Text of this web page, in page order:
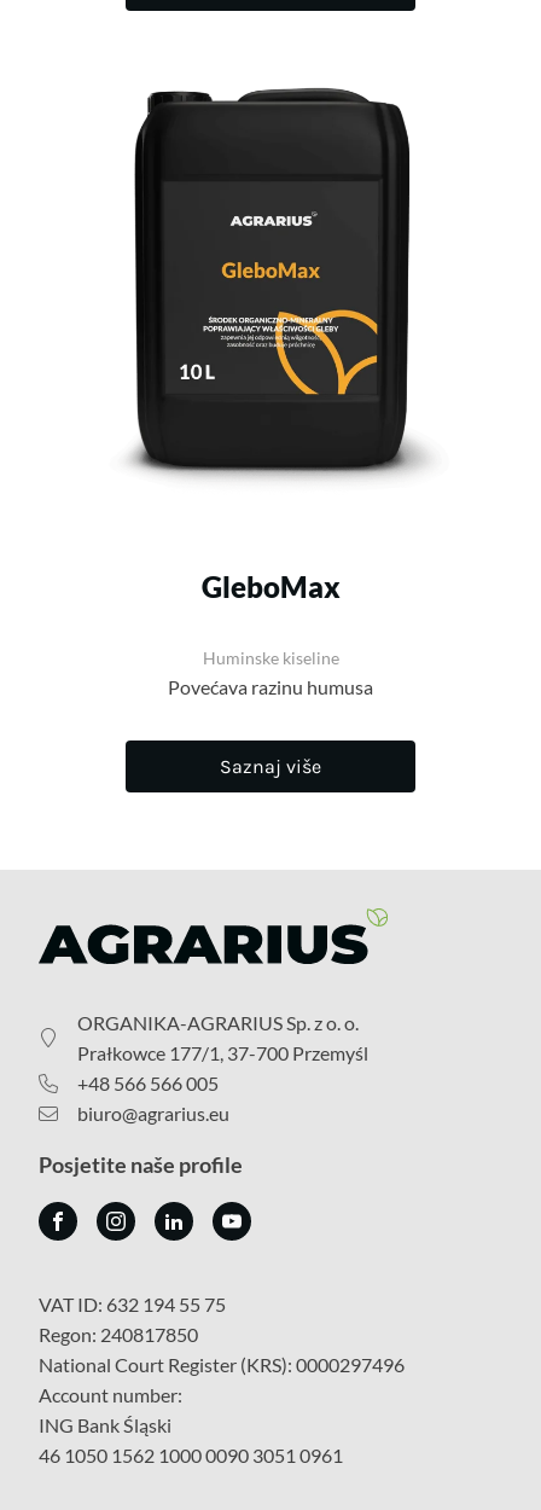
GleboMax
Huminske kiseline
Povećava razinu humusa
Saznaj više
ORGANIKA-AGRARIUS Sp. z o. o.
Prałkowce 177/1, 37-700 Przemyśl
+48 566 566 005
biuro@agrarius.eu
Posjetite naše profile
VAT ID: 632 194 55 75
Regon: 240817850
National Court Register (KRS): 0000297496
Account number:
ING Bank Śląski
46 1050 1562 1000 0090 3051 0961